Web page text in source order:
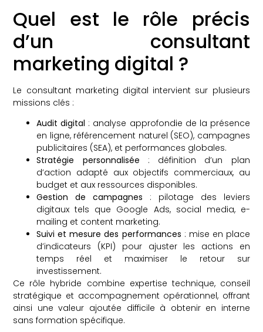
Quel est le rôle précis
d’un consultant
marketing digital ?
Le consultant marketing digital intervient sur plusieurs
missions clés :
Audit digital : analyse approfondie de la présence
en ligne, référencement naturel (SEO), campagnes
publicitaires (SEA), et performances globales.
Stratégie personnalisée : définition d’un plan
d’action adapté aux objectifs commerciaux, au
budget et aux ressources disponibles.
Gestion de campagnes : pilotage des leviers
digitaux tels que Google Ads, social media, e-
mailing et content marketing.
Suivi et mesure des performances : mise en place
d’indicateurs (KPI) pour ajuster les actions en
temps réel et maximiser le retour sur
investissement.
Ce rôle hybride combine expertise technique, conseil
stratégique et accompagnement opérationnel, offrant
ainsi une valeur ajoutée difficile à obtenir en interne
sans formation spécifique.